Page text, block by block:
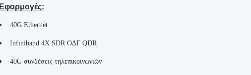
Εφαρμογές:
40G Ethernet
Infiniband 4X SDR ΟΔΓ QDR
40G συνδέσεις τηλεπικοινωνιών